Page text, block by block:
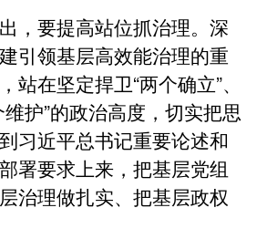
，要提高站位抓治理。深
引领基层高效能治理的重
站在坚定捍卫“两个确立”、
护”的政治高度，切实把思
习近平总书记重要论述和
署要求上来，把基层党组
治理做扎实、把基层政权